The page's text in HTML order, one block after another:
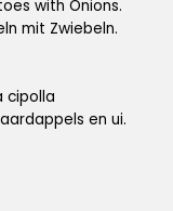
with Onions.
mit Zwiebeln.
cipolla
en ui.